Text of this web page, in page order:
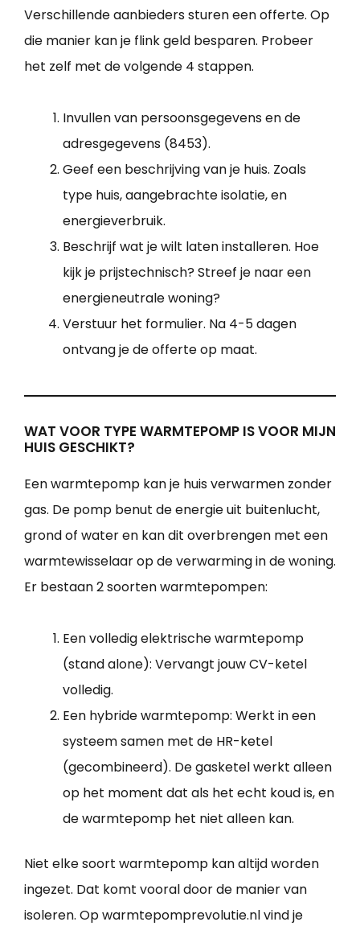
Verschillende aanbieders sturen een offerte. Op
die manier kan je flink geld besparen. Probeer
het zelf met de volgende 4 stappen.
Invullen van persoonsgegevens en de
adresgegevens (8453).
Geef een beschrijving van je huis. Zoals
type huis, aangebrachte isolatie, en
energieverbruik.
Beschrijf wat je wilt laten installeren. Hoe
kijk je prijstechnisch? Streef je naar een
energieneutrale woning?
Verstuur het formulier. Na 4-5 dagen
ontvang je de offerte op maat.
WAT VOOR TYPE WARMTEPOMP IS VOOR MIJN
HUIS GESCHIKT?
Een warmtepomp kan je huis verwarmen zonder
gas. De pomp benut de energie uit buitenlucht,
grond of water en kan dit overbrengen met een
warmtewisselaar op de verwarming in de woning.
Er bestaan 2 soorten warmtepompen:
Een volledig elektrische warmtepomp
(stand alone): Vervangt jouw CV-ketel
volledig.
Een hybride warmtepomp: Werkt in een
systeem samen met de HR-ketel
(gecombineerd). De gasketel werkt alleen
op het moment dat als het echt koud is, en
de warmtepomp het niet alleen kan.
Niet elke soort warmtepomp kan altijd worden
ingezet. Dat komt vooral door de manier van
isoleren. Op warmtepomprevolutie.nl vind je